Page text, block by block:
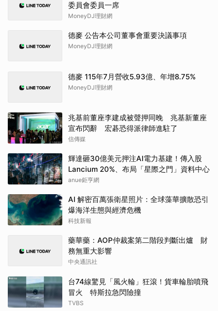
委員會委員一席
MoneyDJ理財網
德麥 公告本公司董事會重要決議事項
MoneyDJ理財網
德麥 115年7月營收5.93億、年增8.75%
MoneyDJ理財網
兆基前董座李建成被聲押同晚 兆基新董座
宣布閃辭 宏碁恐得派律師進駐了
信傳媒
輝達砸30億美元押注AI電力基建！傳入股
Lancium 20%、布局「星際之門」資料中心
anue鉅亨網
AI 解密百萬張衛星照片：全球藻華擴散恐引
爆海洋生態與經濟危機
科技新報
藥華藥：AOP仲裁案第二階段判斷出爐 財
務無重大影響
中央通訊社
台74線驚見「風火輪」狂滾！貨車輪胎噴飛
冒火 特斯拉急閃險撞
TVBS